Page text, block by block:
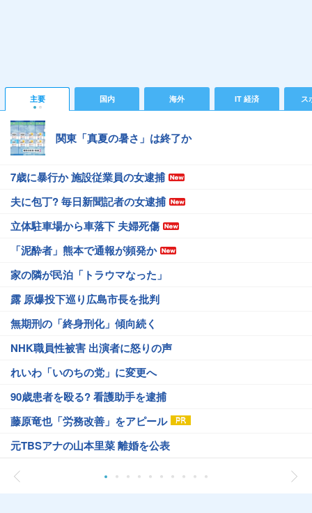
主要 国内 海外 IT 経済 ス
関東「真夏の暑さ」は終了か
7歳に暴行か 施設従業員の女逮捕
夫に包丁? 毎日新聞記者の女逮捕
立体駐車場から車落下 夫婦死傷
「泥酔者」熊本で通報が頻発か
家の隣が民泊「トラウマなった」
露 原爆投下巡り広島市長を批判
無期刑の「終身刑化」傾向続く
NHK職員性被害 出演者に怒りの声
れいわ「いのちの党」に変更へ
90歳患者を殴る? 看護助手を逮捕
藤原竜也「労務改善」をアピール
元TBSアナの山本里菜 離婚を公表